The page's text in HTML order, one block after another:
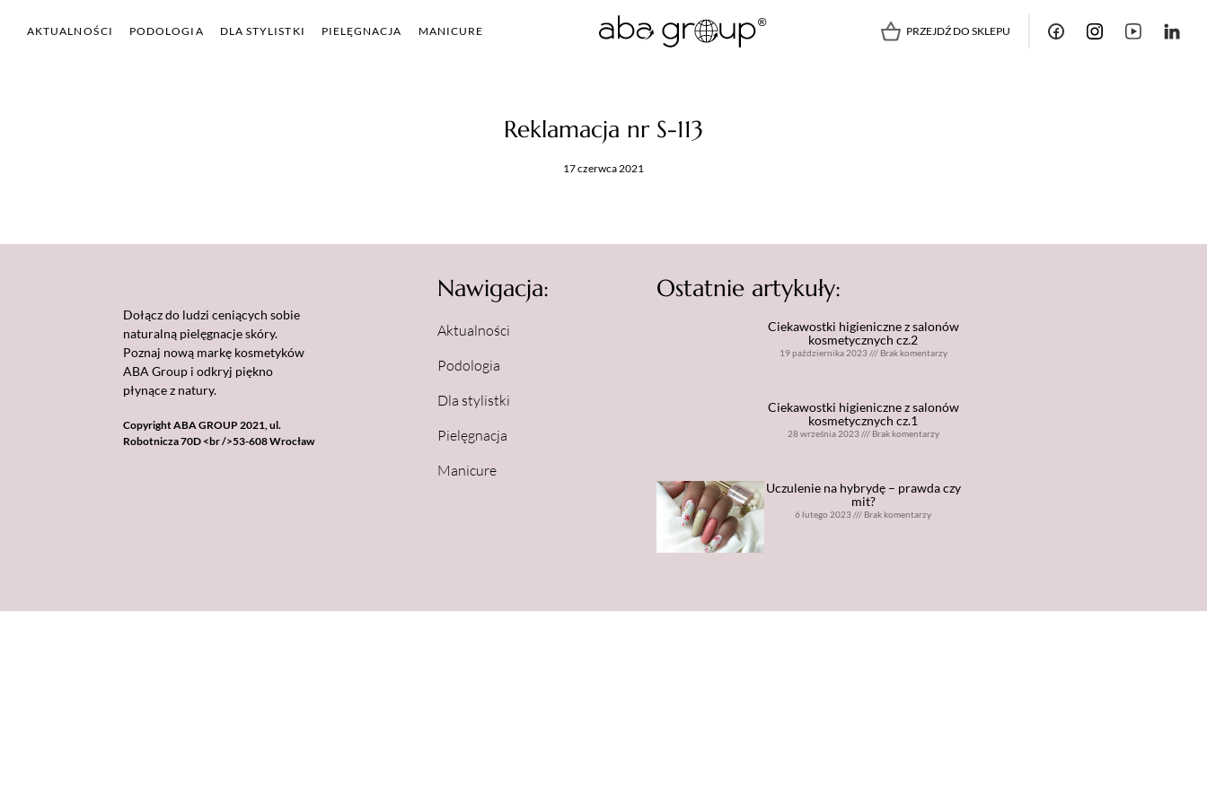
AKTUALNOŚCI PODOLOGIA DLA STYLISTKI PIELĘGNACJA MANICURE PRZEJDŹ DO SKLEPU
Reklamacja nr S-113
17 czerwca 2021
Dołącz do ludzi ceniących sobie
naturalną pielęgnacje skóry.
Poznaj nową markę kosmetyków
ABA Group i odkryj piękno
płynące z natury.
Copyright ABA GROUP 2021, ul.
Robotnicza 70D <br />53-608 Wrocław
Nawigacja:
Aktualności
Podologia
Dla stylistki
Pielęgnacja
Manicure
Ostatnie artykuły:
Ciekawostki higieniczne z salonów
kosmetycznych cz.2
19 października 2023/// Brak komentarzy
Ciekawostki higieniczne z salonów
kosmetycznych cz.1
28 września 2023/// Brak komentarzy
Uczulenie na hybrydę – prawda czy
mit?
6 lutego 2023/// Brak komentarzy